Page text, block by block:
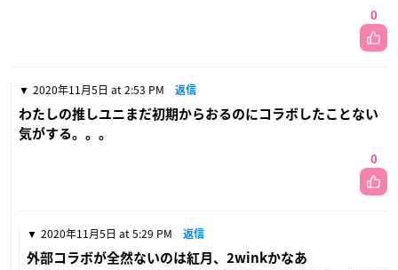
0
2020年11月5日 at 2:53 PM 返信
わたしの推しユニまだ初期からおるのにコラボしたことない
気がする。。。
0
2020年11月5日 at 5:29 PM 返信
外部コラボが全然ないのは紅月、2winkかなあ